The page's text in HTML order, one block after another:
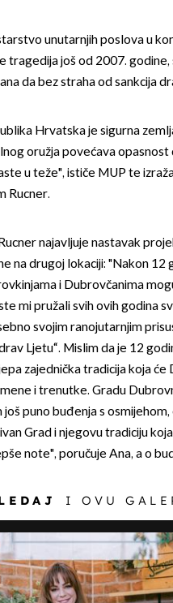
unutarnjih poslova u
tragedija još od 2007.
da bez straha od sankcija
Hrvatska je sigurna
oružja povećava
u teže", ističe MUP te
Rucner.
najavljuje nastavak
na drugoj lokaciji: "Nakon 12
i Dubrovčanima
mi pružali svih ovih godina
svojim ranojutarnjim
Ljetu“. Mislim da je 12
zajednička tradicija koja
i trenutke. Gradu
još puno buđenja s
Grad i njegovu tradiciju
note", poručuje Ana, a o
I OVU